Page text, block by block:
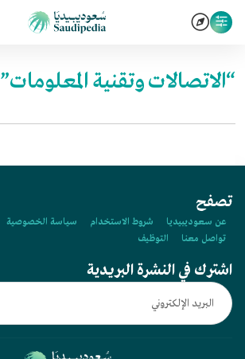
“الاتصالات وتقنية المعلومات”
تصفح
عن سعوديبيديا شروط الاستخدام سياسة الخصوصية
تواصل معنا
التوظيف
اشترك في النشرة البريدية